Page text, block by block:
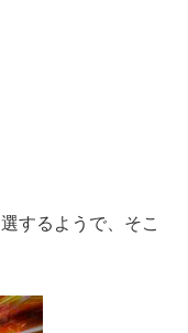
するようで、そこ